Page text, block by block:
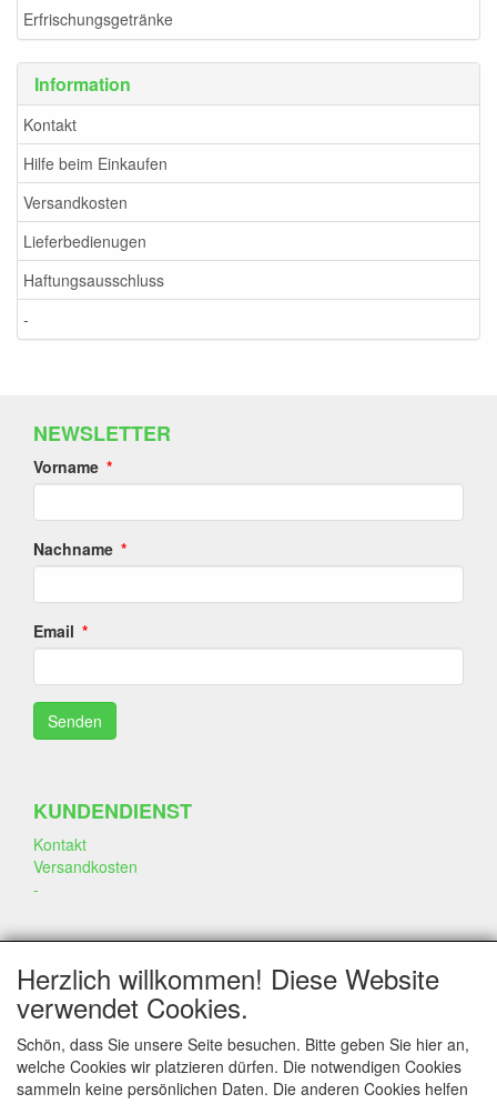
Erfrischungsgetränke
Information
Kontakt
Hilfe beim Einkaufen
Versandkosten
Lieferbedienugen
Haftungsausschluss
-
NEWSLETTER
Vorname
Nachname
Email
KUNDENDIENST
Kontakt
Versandkosten
-
SOZIALEN MEDIEN
Herzlich willkommen! Diese Website
verwendet Cookies.
Schön, dass Sie unsere Seite besuchen. Bitte geben Sie hier an,
welche Cookies wir platzieren dürfen. Die notwendigen Cookies
sammeln keine persönlichen Daten. Die anderen Cookies helfen